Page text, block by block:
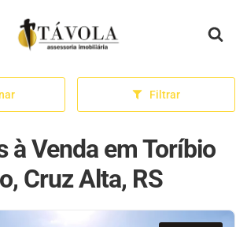
Página inicial
Filtrar
à Venda em Toríbio
Cruz Alta, RS